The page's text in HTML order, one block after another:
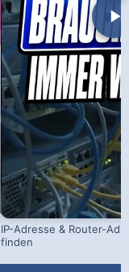
IP-Adresse & Router-
finden